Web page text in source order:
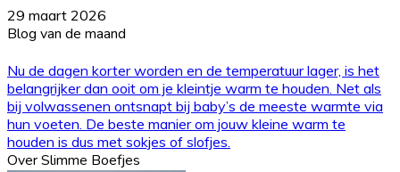
29 maart 2026
Blog van de maand
Nu de dagen korter worden en de temperatuur lager, is het
belangrijker dan ooit om je kleintje warm te houden. Net als
bij volwassenen ontsnapt bij baby’s de meeste warmte via
hun voeten. De beste manier om jouw kleine warm te
houden is dus met sokjes of slofjes.
Over Slimme Boefjes